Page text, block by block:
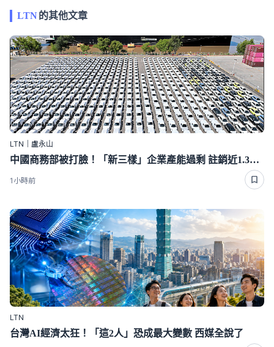
LTN的其他文章
LTN｜盧永山
中國商務部被打臉！「新三樣」企業產能過剩 註銷近1.3萬家
1小時前
LTN
台灣AI經濟太狂！「這2人」恐成最大變數 西媒全說了